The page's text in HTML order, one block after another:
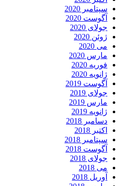
سپتامبر 2020
آگوست 2020
جولای 2020
ژوئن 2020
می 2020
مارس 2020
فوریه 2020
ژانویه 2020
آگوست 2019
جولای 2019
مارس 2019
ژانویه 2019
دسامبر 2018
اکتبر 2018
سپتامبر 2018
آگوست 2018
جولای 2018
می 2018
آوریل 2018